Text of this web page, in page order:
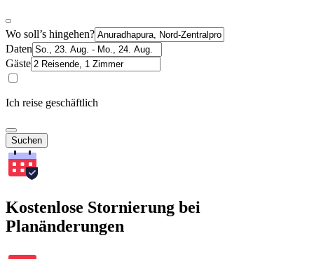
Wo soll’s hingehen?
Daten
Gäste
Ich reise geschäftlich
Suchen
Kostenlose Stornierung bei
Planänderungen